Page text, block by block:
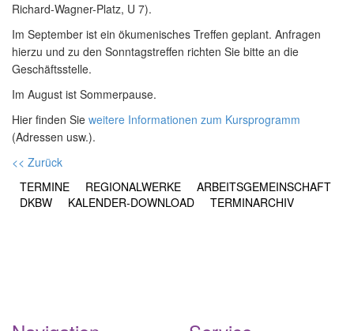
Richard-Wagner-Platz, U 7).
Im September ist ein ökumenisches Treffen geplant. Anfragen
hierzu und zu den Sonntagstreffen richten Sie bitte an die
Geschäftsstelle.
Im August ist Sommerpause.
Hier finden Sie weitere Informationen zum Kursprogramm
(Adressen usw.).
<< Zurück
TERMINE
REGIONALWERKE
ARBEITSGEMEINSCHAFT
DKBW
KALENDER-DOWNLOAD TERMINARCHIV